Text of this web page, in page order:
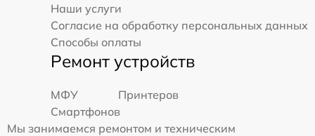
Наши услуги
Согласие на обработку персональных данных
Способы оплаты
Ремонт устройств
МФУ
Принтеров
Смартфонов
Мы занимаемся ремонтом и техническим